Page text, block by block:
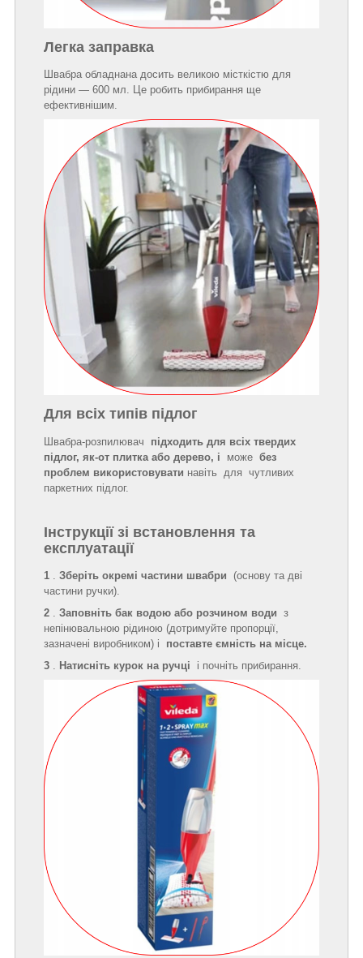
Легка заправка
Швабра обладнана досить великою місткістю для
рідини — 600 мл. Це робить прибирання ще
ефективнішим.
Для всіх типів підлог
Швабра-розпилювач підходить для всіх твердих
підлог, як-от плитка або дерево, і
може без
проблем використовувати навіть для чутливих
паркетних підлог.
Інструкції зі встановлення та
експлуатації
1 . Зберіть окремі частини швабри (основу та дві
частини ручки).
2 . Заповніть бак водою або розчином води з
непінювальною рідиною (дотримуйте пропорції,
зазначені виробником) і поставте ємність на місце.
3 . Натисніть курок на ручці і почніть прибирання.